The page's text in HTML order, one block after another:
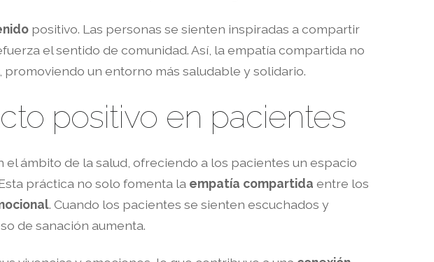
positivo. Las personas se sienten inspiradas a compartir
el sentido de comunidad. Así, la empatía compartida no
un entorno más saludable y solidario.
positivo en pacientes
ámbito de la salud, ofreciendo a los pacientes un espacio
práctica no solo fomenta la empatía compartida entre los
. Cuando los pacientes se sienten escuchados y
de sanación aumenta.